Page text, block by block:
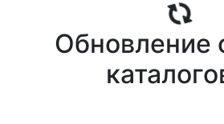
Обновление